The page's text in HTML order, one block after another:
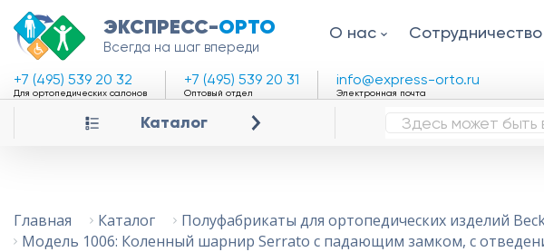
ЭКСПРЕСС-ОРТО
Всегда на шаг впереди
О нас Сотрудничество
+7 (495) 539 20 32
Для ортопедических салонов
+7 (495) 539 20 31
Оптовый отдел
info@express-orto.ru
Электронная почта
Каталог
Главная Каталог Полуфабрикаты для ортопедических изделий
Модель 1006: Коленный шарнир Serrato с падающим замком, с